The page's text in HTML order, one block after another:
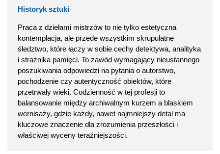
Historyk sztuki
Praca z dziełami mistrzów to nie tylko estetyczna
kontemplacja, ale przede wszystkim skrupulatne
śledztwo, które łączy w sobie cechy detektywa, analityka
i strażnika pamięci. To zawód wymagający nieustannego
poszukiwania odpowiedzi na pytania o autorstwo,
pochodzenie czy autentyczność obiektów, które
przetrwały wieki. Codzienność w tej profesji to
balansowanie między archiwalnym kurzem a blaskiem
wernisaży, gdzie każdy, nawet najmniejszy detal ma
kluczowe znaczenie dla zrozumienia przeszłości i
właściwej wyceny teraźniejszości.